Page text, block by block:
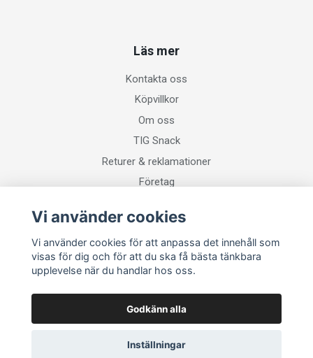
Läs mer
Kontakta oss
Köpvillkor
Om oss
TIG Snack
Returer & reklamationer
Företag
Powered by Quickbutik
Vi använder cookies
Vi använder cookies för att anpassa det innehåll som
visas för dig och för att du ska få bästa tänkbara
upplevelse när du handlar hos oss.
Godkänn alla
Inställningar